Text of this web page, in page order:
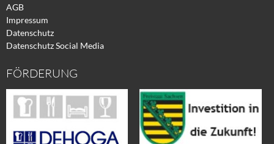
AGB
Impressum
Datenschutz
Datenschutz Social Media
FÖRDERUNG